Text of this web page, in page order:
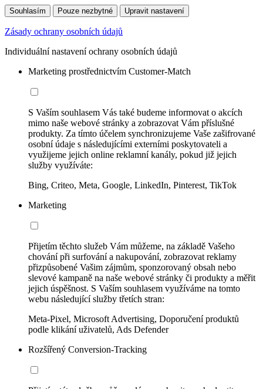
Souhlasím Pouze nezbytné Upravit nastavení
Zásady ochrany osobních údajů
Individuální nastavení ochrany osobních údajů
Marketing prostřednictvím Customer-Match
S Vaším souhlasem Vás také budeme informovat o akcích
mimo naše webové stránky a zobrazovat Vám příslušné
produkty. Za tímto účelem synchronizujeme Vaše zašifrované
osobní údaje s následujícími externími poskytovateli a
využijeme jejich online reklamní kanály, pokud již jejich
služby využíváte:
Bing, Criteo, Meta, Google, LinkedIn, Pinterest, TikTok
Marketing
Přijetím těchto služeb Vám můžeme, na základě Vašeho
chování při surfování a nakupování, zobrazovat reklamy
přizpůsobené Vašim zájmům, sponzorovaný obsah nebo
slevové kampaně na naše webové stránky či produkty a měřit
jejich úspěšnost. S Vaším souhlasem využíváme na tomto
webu následující služby třetích stran:
Meta-Pixel, Microsoft Advertising, Doporučení produktů
podle klikání uživatelů, Ads Defender
Rozšířený Conversion-Tracking